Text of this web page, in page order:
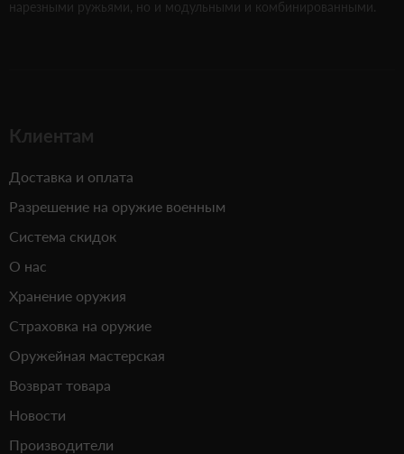
нарезными ружьями, но и модульными и комбинированными.
Клиентам
Доставка и оплата
Разрешение на оружие военным
Система скидок
О нас
Хранение оружия
Страховка на оружие
Оружейная мастерская
Возврат товара
Новости
Производители